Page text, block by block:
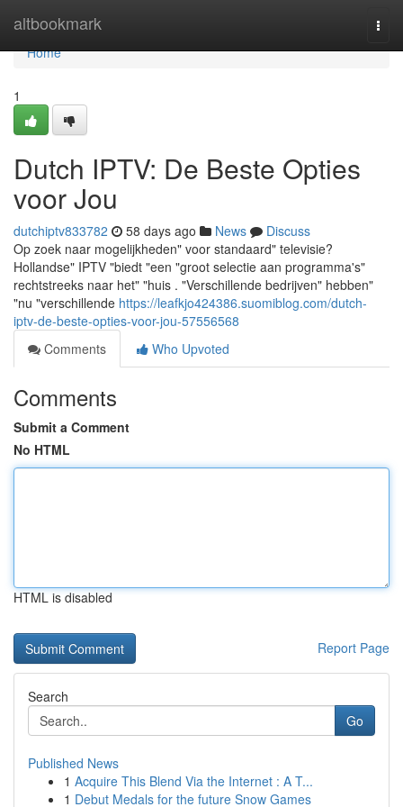
altbookmark
Home
Home
1
Dutch IPTV: De Beste Opties
voor Jou
dutchiptv833782 58 days ago News
Discuss
Op zoek naar mogelijkheden" voor standaard" televisie?
Hollandse" IPTV "biedt "een "groot selectie aan programma's"
rechtstreeks naar het" "huis . "Verschillende bedrijven" hebben"
"nu "verschillende https://leafkjo424386.suomiblog.com/dutch-
iptv-de-beste-opties-voor-jou-57556568
Comments
Who Upvoted
Comments
Submit a Comment
No HTML
HTML is disabled
Report Page
Search
Go
Published News
1 Acquire This Blend Via the Internet : A T...
1 Debut Medals for the future Snow Games